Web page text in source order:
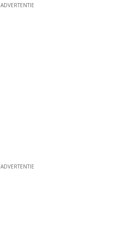
ADVERTENTIE
ADVERTENTIE